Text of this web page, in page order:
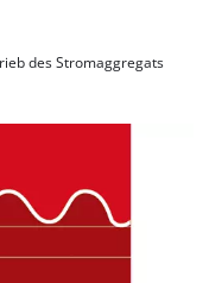
des Stromaggregats